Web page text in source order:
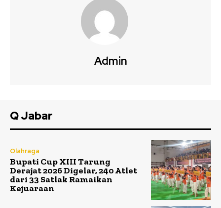
Admin
Q Jabar
Olahraga
Bupati Cup XIII Tarung
Derajat 2026 Digelar, 240 Atlet
dari 33 Satlak Ramaikan
Kejuaraan